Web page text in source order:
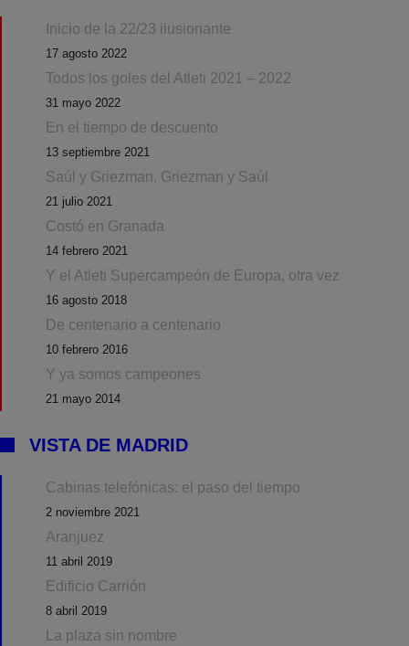
Inicio de la 22/23 ilusionante
17 agosto 2022
Todos los goles del Atleti 2021 – 2022
31 mayo 2022
En el tiempo de descuento
13 septiembre 2021
Saúl y Griezman, Griezman y Saúl
21 julio 2021
Costó en Granada
14 febrero 2021
Y el Atleti Supercampeón de Europa, otra vez
16 agosto 2018
De centenario a centenario
10 febrero 2016
Y ya somos campeones
21 mayo 2014
VISTA DE MADRID
Cabinas telefónicas: el paso del tiempo
2 noviembre 2021
Aranjuez
11 abril 2019
Edificio Carrión
8 abril 2019
La plaza sin nombre